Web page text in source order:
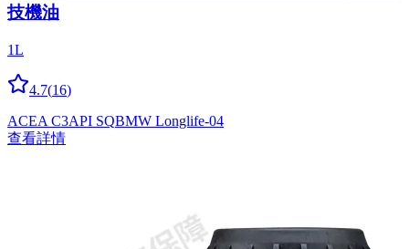
技機油
1L
4.7(16)
ACEA C3API SQBMW Longlife-04
查看詳情